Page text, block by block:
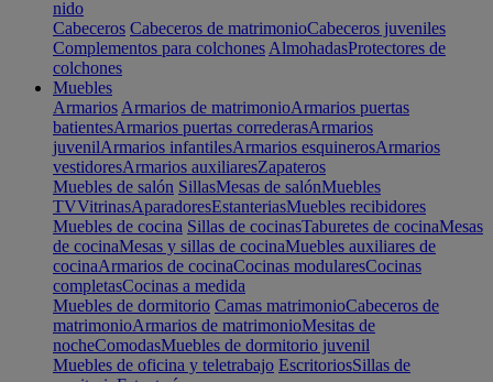
nido
Cabeceros Cabeceros de matrimonioCabeceros juveniles
Complementos para colchones AlmohadasProtectores de
colchones
Muebles
Armarios Armarios de matrimonioArmarios puertas
batientesArmarios puertas correderasArmarios
juvenilArmarios infantilesArmarios esquinerosArmarios
vestidoresArmarios auxiliaresZapateros
Muebles de salón SillasMesas de salónMuebles
TVVitrinasAparadoresEstanteriasMuebles recibidores
Muebles de cocina Sillas de cocinasTaburetes de cocinaMesas
de cocinaMesas y sillas de cocinaMuebles auxiliares de
cocinaArmarios de cocinaCocinas modularesCocinas
completasCocinas a medida
Muebles de dormitorio Camas matrimonioCabeceros de
matrimonioArmarios de matrimonioMesitas de
nocheComodasMuebles de dormitorio juvenil
Muebles de oficina y teletrabajo EscritoriosSillas de